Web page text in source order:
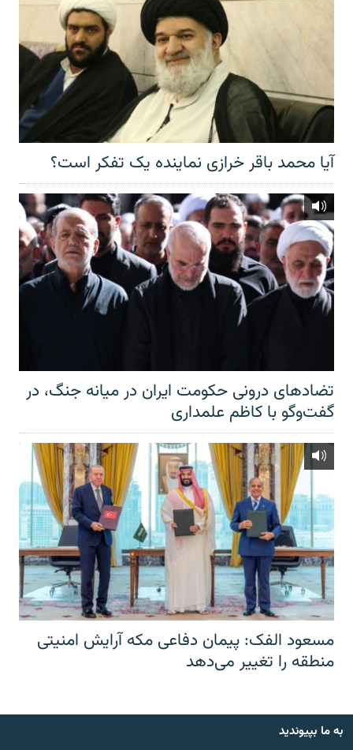
آیا محمد باقر خرازی نماینده یک تفکر است؟
تضادهای درونی حکومت ایران در میانه جنگ، در
گفت‌‌وگو با کاظم علمداری
مسعود الفک: پیمان دفاعی مکه آرایش امنیتی
منطقه را تغییر می‌دهد
به ما بپیوندید